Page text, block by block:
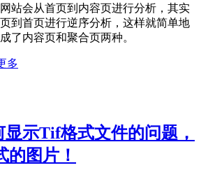
站会从首页到内容页进行分析，其实
到首页进行逆序分析，这样就简单地
了内容页和聚合页两种。
多
显示Tif格式文件的问题，
的图片！